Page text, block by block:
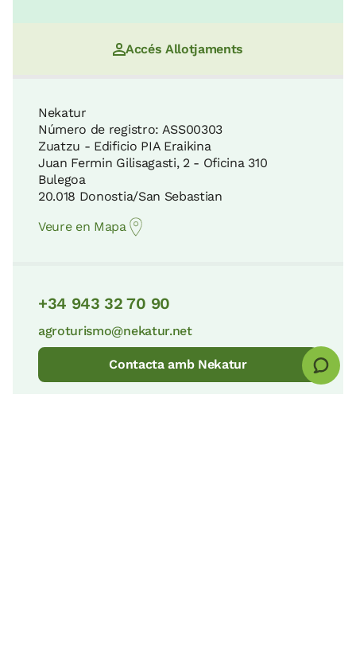
Accés Allotjaments
Nekatur
Número de registro: ASS00303
Zuatzu - Edificio PIA Eraikina
Juan Fermin Gilisagasti, 2 - Oficina 310
Bulegoa
20.018 Donostia/San Sebastian
Veure en Mapa
+34 943 32 70 90
agroturismo@nekatur.net
Contacta amb Nekatur